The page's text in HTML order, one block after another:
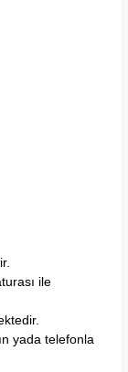
ile
yada telefonla